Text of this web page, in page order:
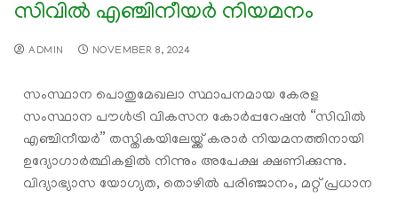
സിവിൽ എഞ്ചിനീയർ നിയമനം
ADMIN NOVEMBER 8, 2024
സംസ്ഥാന പൊതുമേഖലാ സ്ഥാപനമായ കേരള
സംസ്ഥാന പൗൾട്രി വികസന കോർപ്പറേഷൻ “സിവിൽ
എഞ്ചിനീയർ” തസ്തികയിലേയ്ക്ക് കരാർ നിയമനത്തിനായി
ഉദ്യോഗാർത്ഥികളിൽ നിന്നും അപേക്ഷ ക്ഷണിക്കുന്നു.
വിദ്യാഭ്യാസ യോഗ്യത, തൊഴിൽ പരിഞ്ജാനം, മറ്റ് പ്രധാന